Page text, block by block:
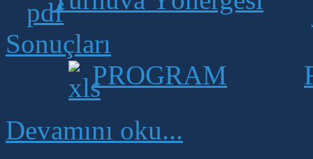
Sonuçları
PROGRAM
Devamını oku...